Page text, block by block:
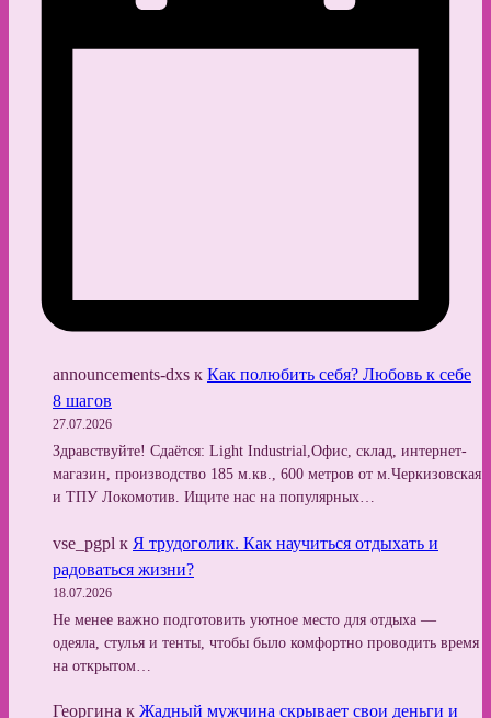
announcements-dxs к Как полюбить себя? Любовь к себе
8 шагов
27.07.2026
Здравствуйте! Сдаётся: Light Industrial,Офис, склад, интернет-
магазин, производство 185 м.кв., 600 метров от м.Черкизовская
и ТПУ Локомотив. Ищите нас на популярных…
vse_pgpl к Я трудоголик. Как научиться отдыхать и
радоваться жизни?
18.07.2026
Не менее важно подготовить уютное место для отдыха —
одеяла, стулья и тенты, чтобы было комфортно проводить время
на открытом…
Георгина к Жадный мужчина скрывает свои деньги и